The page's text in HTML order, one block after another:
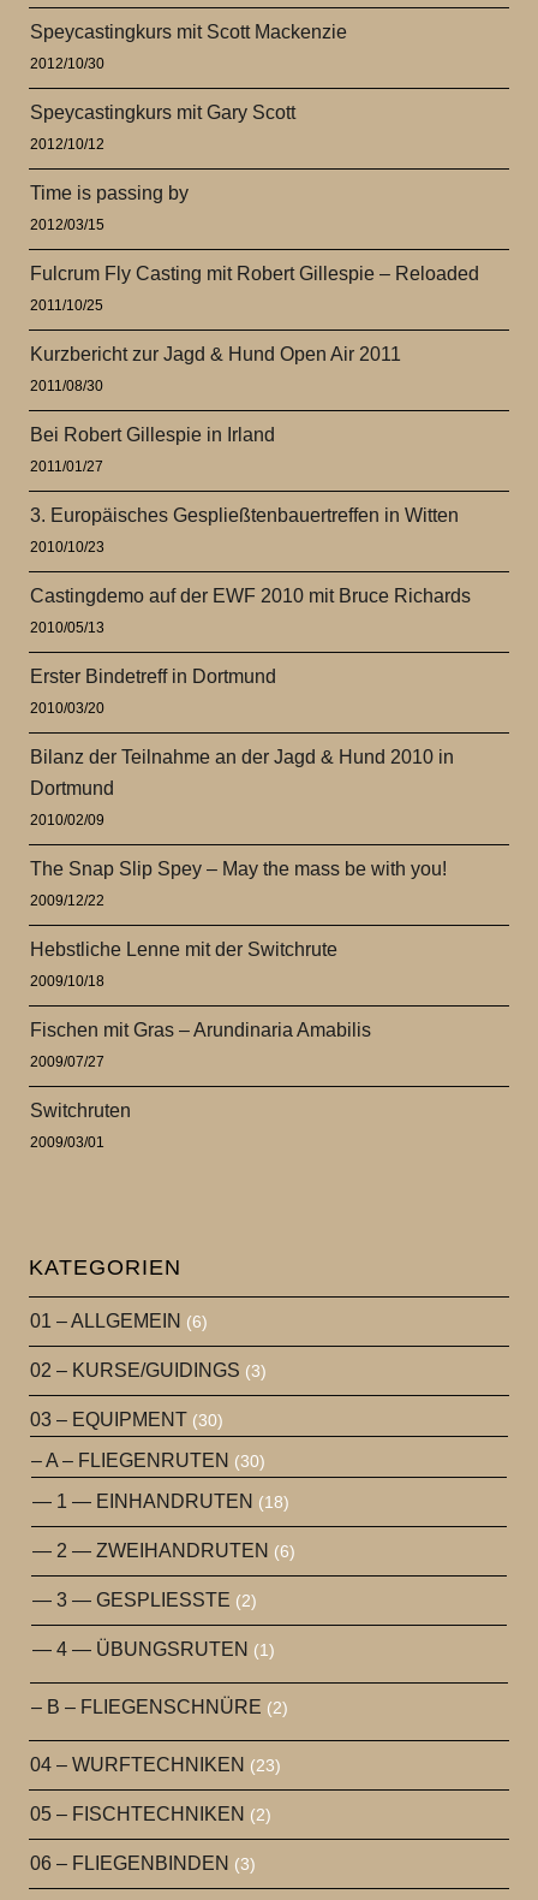
Speycastingkurs mit Scott Mackenzie
2012/10/30
Speycastingkurs mit Gary Scott
2012/10/12
Time is passing by
2012/03/15
Fulcrum Fly Casting mit Robert Gillespie – Reloaded
2011/10/25
Kurzbericht zur Jagd & Hund Open Air 2011
2011/08/30
Bei Robert Gillespie in Irland
2011/01/27
3. Europäisches Gespließtenbauertreffen in Witten
2010/10/23
Castingdemo auf der EWF 2010 mit Bruce Richards
2010/05/13
Erster Bindetreff in Dortmund
2010/03/20
Bilanz der Teilnahme an der Jagd & Hund 2010 in
Dortmund
2010/02/09
The Snap Slip Spey – May the mass be with you!
2009/12/22
Hebstliche Lenne mit der Switchrute
2009/10/18
Fischen mit Gras – Arundinaria Amabilis
2009/07/27
Switchruten
2009/03/01
KATEGORIEN
01 – ALLGEMEIN (6)
02 – KURSE/GUIDINGS (3)
03 – EQUIPMENT (30)
– A – FLIEGENRUTEN (30)
— 1 — EINHANDRUTEN (18)
— 2 — ZWEIHANDRUTEN (6)
— 3 — GESPLIESSTE (2)
— 4 — ÜBUNGSRUTEN (1)
– B – FLIEGENSCHNÜRE (2)
04 – WURFTECHNIKEN (23)
05 – FISCHTECHNIKEN (2)
06 – FLIEGENBINDEN (3)